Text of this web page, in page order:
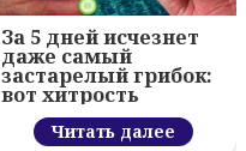
За 5 дней исчезнет
даже самый
застарелый грибок:
вот хитрость
Читать далее